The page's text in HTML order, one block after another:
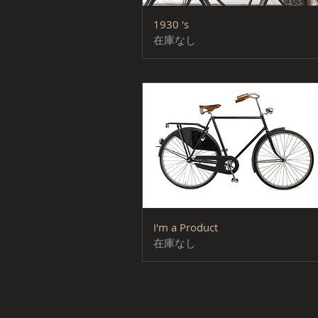
1930 's
在庫なし
クイックビュー
I'm a Product
在庫なし